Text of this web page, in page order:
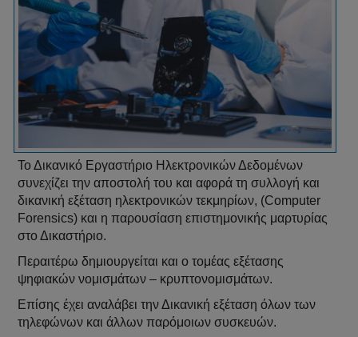
Το Δικανικό Εργαστήριο Ηλεκτρονικών Δεδομένων
συνεχίζει την αποστολή του και αφορά τη συλλογή και
δικανική εξέταση ηλεκτρονικών τεκμηρίων, (Computer
Forensics) και η παρουσίαση επιστημονικής μαρτυρίας
στο Δικαστήριο.
Περαιτέρω δημιουργείται και ο τομέας εξέτασης
ψηφιακών νομισμάτων – κρυπτονομισμάτων.
Επίσης έχει αναλάβει την Δικανική εξέταση όλων των
τηλεφώνων και άλλων παρόμοιων συσκευών.